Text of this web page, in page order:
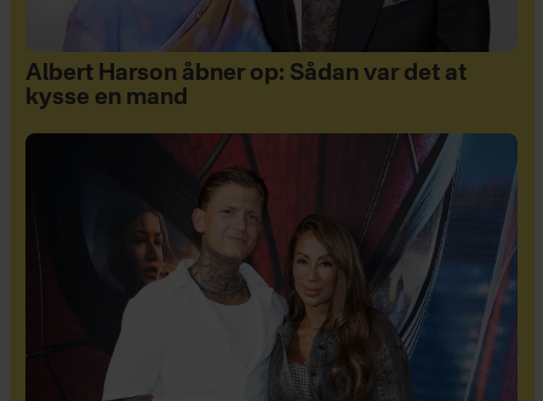
Albert Harson åbner op: Sådan var det at
kysse en mand